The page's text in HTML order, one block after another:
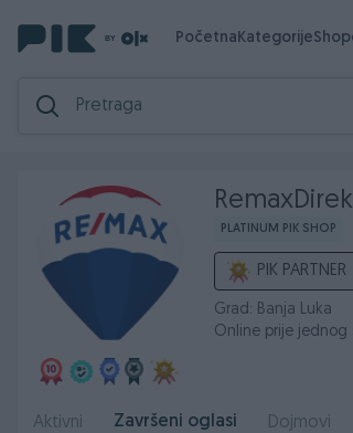
PočetnaKategorije
PLATINUM PIK SHOP
PIK PARTNER
Grad: Banja Luka
Online prije jednog
Aktivni Završeni oglasi Dojmovi